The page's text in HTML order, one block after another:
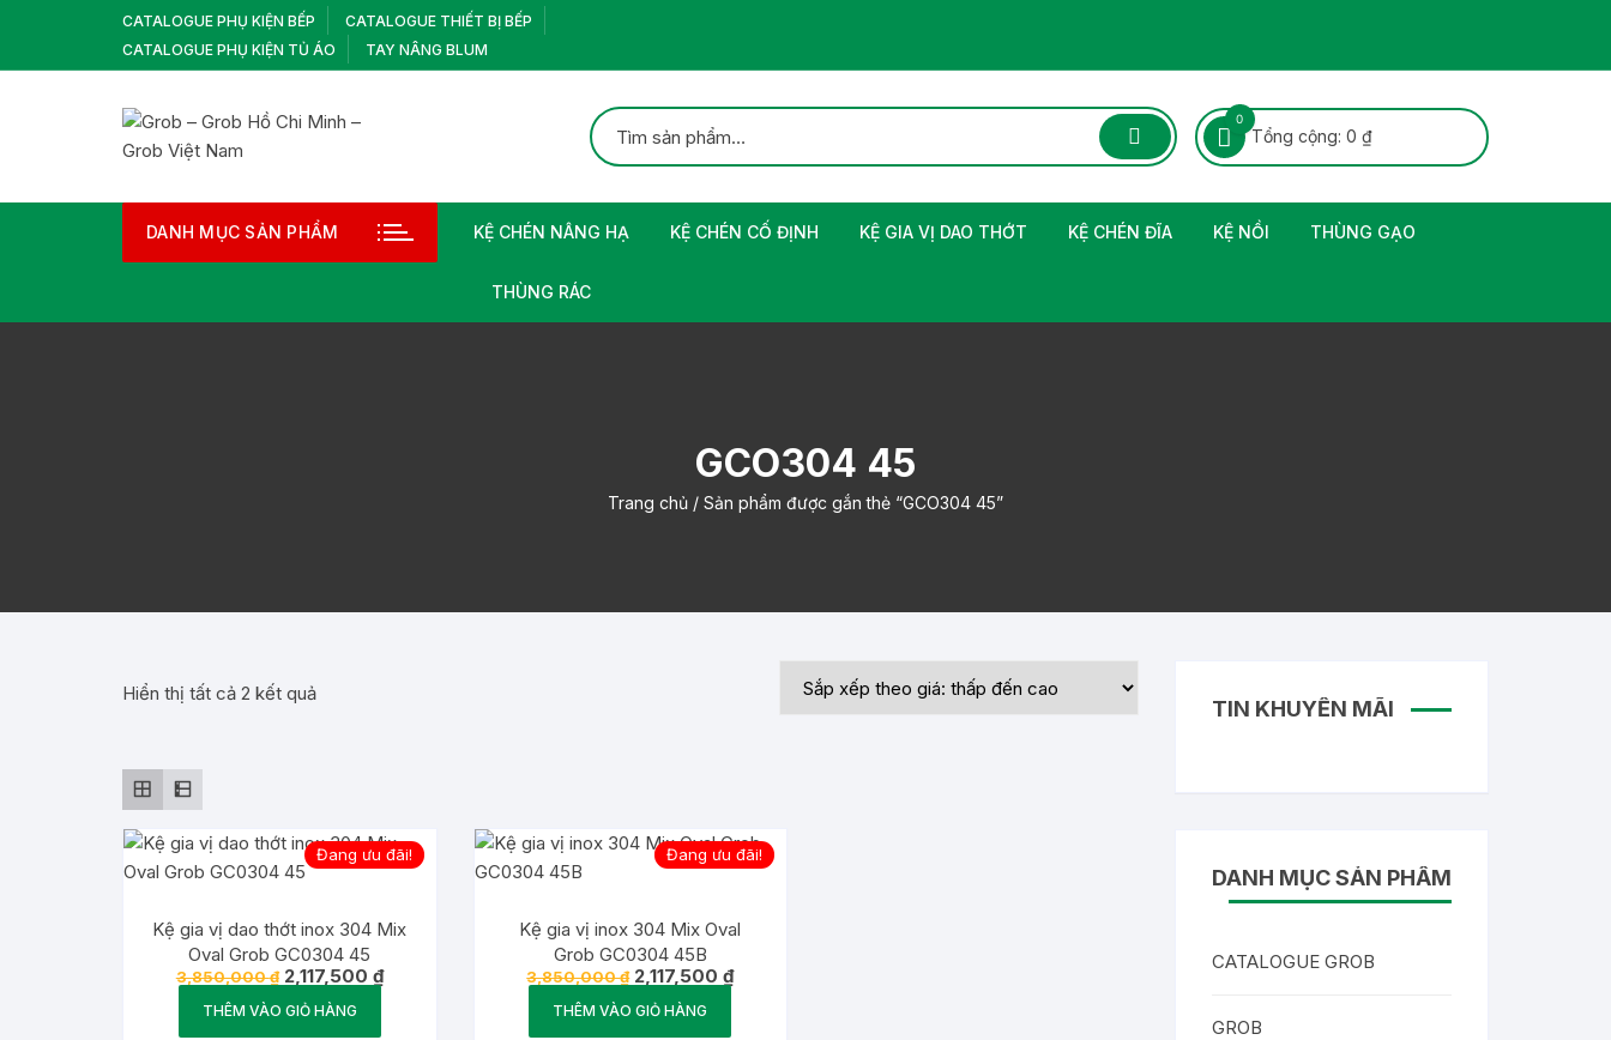
nội
CATALOGUE PHỤ KIỆN BẾP
CATALOGUE THIẾT BỊ BẾP
CATALOGUE PHỤ KIỆN TỦ ÁO
TAY NÂNG BLUM
0
Tổng cộng: 0 ₫
DANH MỤC SẢN PHẨM KỆ CHÉN NÂNG HẠ KỆ CHÉN CỐ ĐỊNH KỆ GIA VỊ DAO THỚT KỆ CHÉN ĐĨA KỆ NỒI THÙNG GẠO
THÙNG RÁC
GCO304 45
Trang chủ / Sản phẩm được gắn thẻ “GCO304 45”
Hiển thị tất cả 2 kết quảĐã
thấp
đến
Đang ưu đãi!
Kệ gia vị dao thớt inox 304 Mix
Oval Grob GC0304 45
3,850,000₫ Giá
gốc
là:
2,117,500 ₫Giá
hiện
THÊM VÀO GIỎ HÀNG
Đang ưu đãi!
Kệ gia vị inox 304 Mix Oval
Grob GC0304 45B
3,850,000₫ Giá
gốc
là:
2,117,500₫Giá
hiện
THÊM VÀO GIỎ HÀNG
TIN KHUYẾN MÃI
DANH MỤC SẢN PHẨM
CATALOGUE GROB
GROB